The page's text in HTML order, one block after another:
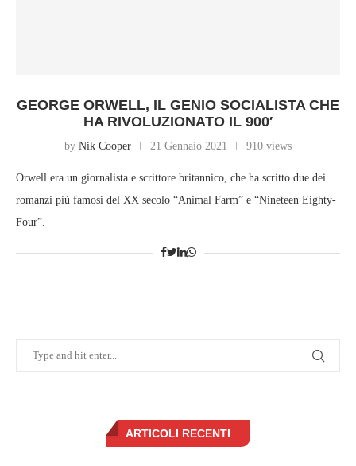
GEORGE ORWELL, IL GENIO SOCIALISTA CHE
HA RIVOLUZIONATO IL 900′
by Nik Cooper 21 Gennaio 2021 910 views
Orwell era un giornalista e scrittore britannico, che ha scritto due dei
romanzi più famosi del XX secolo “Animal Farm” e “Nineteen Eighty-
Four”.
ARTICOLI RECENTI